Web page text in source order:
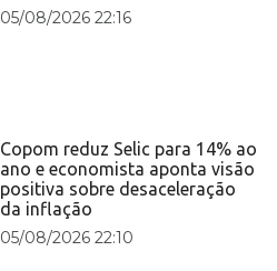
05/08/2026 22:16
Copom reduz Selic para 14% ao
ano e economista aponta visão
positiva sobre desaceleração
da inflação
05/08/2026 22:10